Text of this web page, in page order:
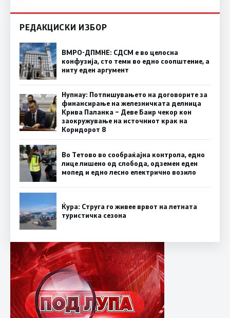
РЕДАКЦИСКИ ИЗБОР
ВМРО-ДПМНЕ: СДСМ е во целосна
конфузија, сто теми во едно соопштение, а
ниту еден аргумент
Нупнау: Потпишувањето на договорите за
финансирање на железничката делница
Крива Паланка – Деве Баир чекор кон
заокружување на источниот крак на
Коридорот 8
Во Тетово во сообраќајна контрола, едно
лице лишено од слобода, одземен еден
мопед и едно лесно електрично возило
Ќура: Струга го живее врвот на летната
туристичка сезона